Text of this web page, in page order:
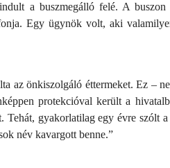
a buszmegálló felé. A
Egy ügynök volt, aki
az önkiszolgáló éttermeket. Ez –
protekcióval került a
gyakorlatilag egy évre szólt
név kavargott benne.”